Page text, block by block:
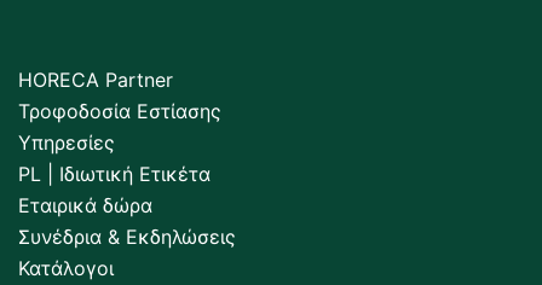
HORECA Partner
Τροφοδοσία Εστίασης
Υπηρεσίες
PL | Ιδιωτική Ετικέτα
Εταιρικά δώρα
Συνέδρια & Εκδηλώσεις
Κατάλογοι